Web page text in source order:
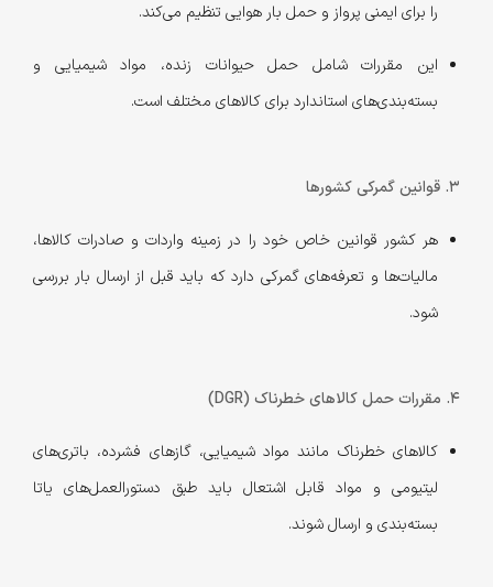
را برای ایمنی پرواز و حمل بار هوایی تنظیم می‌کند.
این مقررات شامل حمل حیوانات زنده، مواد شیمیایی و
بسته‌بندی‌های استاندارد برای کالاهای مختلف است.
3. قوانین گمرکی کشورها
هر کشور قوانین خاص خود را در زمینه واردات و صادرات کالاها،
مالیات‌ها و تعرفه‌های گمرکی دارد که باید قبل از ارسال بار بررسی
شود.
4. مقررات حمل کالاهای خطرناک (DGR)
کالاهای خطرناک مانند مواد شیمیایی، گازهای فشرده، باتری‌های
لیتیومی و مواد قابل اشتعال باید طبق دستورالعمل‌های یاتا
بسته‌بندی و ارسال شوند.